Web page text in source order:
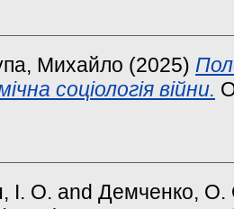
Михайло (2025)
соціологія війни.
І. О. and Демченко, О.